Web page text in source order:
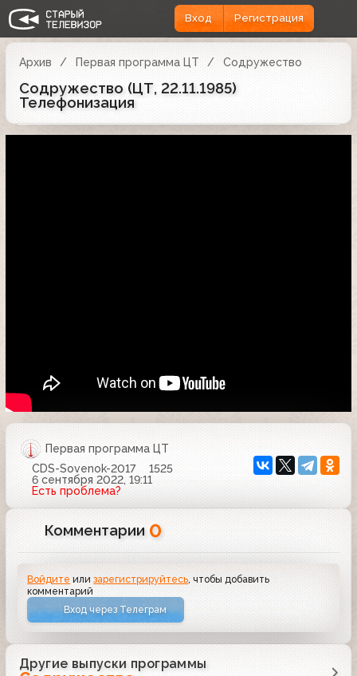
Вход Регистрация
Архив Первая программа ЦТ Содружество
Содружество (ЦТ, 22.11.1985)
Телефонизация
Первая программа ЦТ
CDS-Sovenok-2017
1525
6 сентября 2022, 19:11
Есть проблема?
Комментарии 0
Войдите илизарегистрируйтесь , чтобы добавить
комментарий
Вход через Телеграм
Другие выпуски программы